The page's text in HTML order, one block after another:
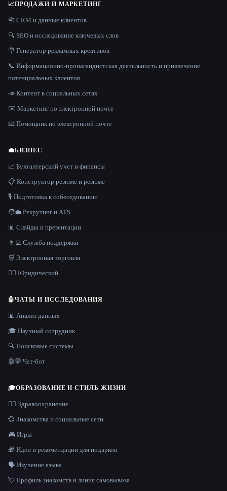
📈ПРОДАЖИ И МАРКЕТИНГ
📇 CRM и данные клиентов
🔍 SEO и исследование ключевых слов
🪧 Генератор рекламных креативов
📞 Информационно-пропагандистская деятельность и привлечение
потенциальных клиентов
📣 Контент в социальных сетях
✉️ Маркетинг по электронной почте
📧 Помощник по электронной почте
💼БИЗНЕС
📈 Бухгалтерский учет и финансы
📋 Конструктор резюме и резюме
🎙️ Подготовка к собеседованию
🧑‍💼 Рекрутинг и ATS
📊 Слайды и презентации
👨‍💻 Служба поддержки
🛒 Электронная торговля
👩‍⚖️ Юридический
🤖ЧАТЫ И ИССЛЕДОВАНИЯ
📊 Анализ данных
🎓 Научный сотрудник
🔍 Поисковые системы
🤖💬 Чат-бот
🎓ОБРАЗОВАНИЕ И СТИЛЬ ЖИЗНИ
👩‍⚕️ Здравоохранение
💞 Знакомства и социальные сети
🎮 Игры
🎁 Идеи и рекомендации для подарков
🗣️ Изучение языка
💘 Профиль знакомств и линия самовывоза